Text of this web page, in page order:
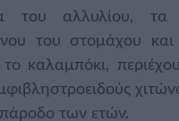
του αλλυλίου,
του στομάχου
καλαμπόκι,
των ετών.